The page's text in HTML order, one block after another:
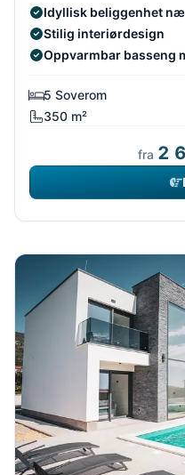
Idyllisk beliggenhet
Stilig interiørdesign
Oppvarmbar basseng
5 Soverom
350 m²
fra 2